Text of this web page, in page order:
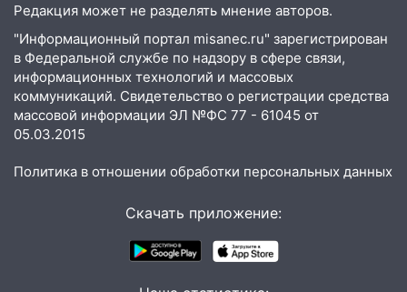
16:35
В Ульяновске установили ещё
девять бункеров для крупногабаритного
мусора
16:26 В Ульяновске бесплатно покажут
матч «Волги» под открытым небом
16:12 В Ульяновском госуниверситете
разработают отечественный прибор для
цифровой ПЦР
Ульяновцы могут вернуть деньги
за абонементы закрывшегося фитнес-
клуба «Рекорд-Fitness»
Редакция может не разделять мнение авторов.
"Информационный портал misanec.ru" зарегистрирован
в Федеральной службе по надзору в сфере связи,
информационных технологий и массовых
коммуникаций. Свидетельство о регистрации средства
массовой информации ЭЛ №ФС 77 - 61045 от
05.03.2015
Политика в отношении обработки персональных данных
Скачать приложение: